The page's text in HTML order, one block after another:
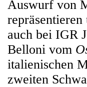
Auswurf von
auch bei IGR
Belloni vom
italienischen
zweiten